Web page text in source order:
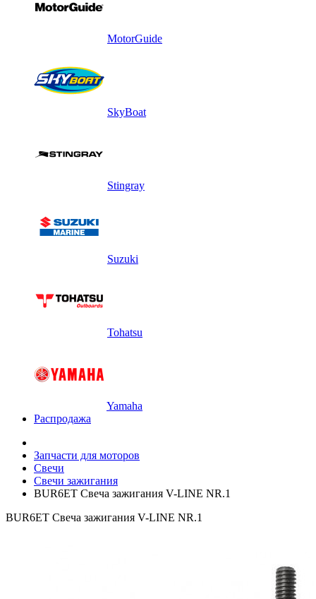
MotorGuide
SkyBoat
Stingray
Suzuki
Tohatsu
Yamaha
Распродажа
Запчасти для моторов
Свечи
Свечи зажигания
BUR6ET Свеча зажигания V-LINE NR.1
BUR6ET Свеча зажигания V-LINE NR.1